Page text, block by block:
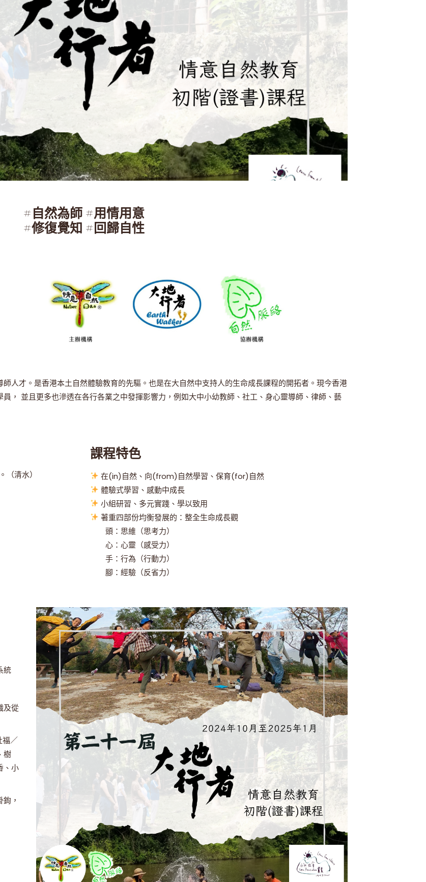
#自然為師 #用情用意
#修復覺知 #回歸自性
人才。是香港本土自然體驗教育的先驅。也是在大自然中支持人的生命成長課程的開拓者。現今香港
， 並且更多也滲透在各行各業之中發揮影響力，例如大中小幼教師、社工、身心靈導師、律師、藝
清水）
課程特色
在(in)自然、向(from)自然學習、保育(for)自然
體驗式學習、感動中成長
小組研習、多元實踐、學以致用
著重四部份均衡發展的：整全生命成長觀
頭：思維（思考力）
心：心靈（感受力）
手：行為（行動力）
腳：經驗（反省力）
統
及從
福／
樹
、小
，